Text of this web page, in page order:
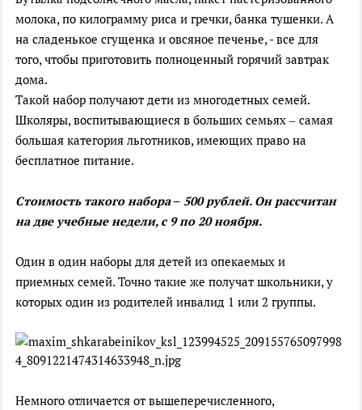
молока, по килограмму риса и гречки, банка тушенки. А
на сладенькое сгущенка и овсяное печенье, - все для
того, чтобы приготовить полноценный горячий завтрак
дома.
Такой набор получают дети из многодетных семей.
Школяры, воспитывающиеся в больших семьях – самая
большая категория льготников, имеющих право на
бесплатное питание.
Стоимость такого набора – 500 рублей. Он рассчитан
на две учебные недели, с 9 по 20 ноября.
Один в один наборы для детей из опекаемых и
приемных семей. Точно такие же получат школьники, у
которых один из родителей инвалид 1 или 2 группы.
Немного отличается от вышеперечисленного,